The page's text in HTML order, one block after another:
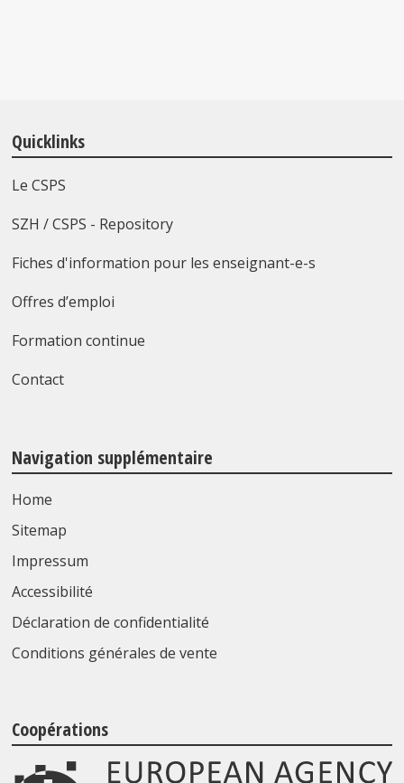
Quicklinks
Le CSPS
SZH / CSPS - Repository
Fiches d'information pour les enseignant-e-s
Offres d’emploi
Formation continue
Contact
Navigation supplémentaire
Home
Sitemap
Impressum
Accessibilité
Déclaration de confidentialité
Conditions générales de vente
Coopérations